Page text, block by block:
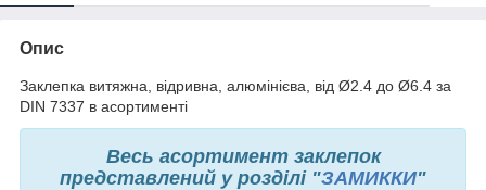
Опис
Заклепка витяжна, відривна, алюмінієва, від Ø2.4 до Ø6.4 за
DIN 7337 в асортименті
Весь асортимент заклепок
представлений у розділі "ЗАМИККИ"